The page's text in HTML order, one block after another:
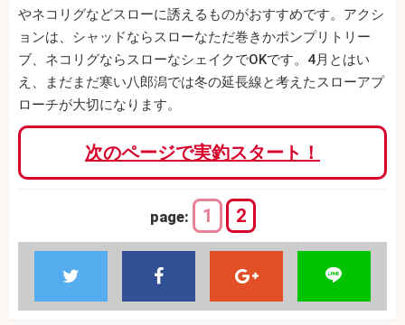
やネコリグなどスローに誘えるものがおすすめです。アクシ
ョンは、シャッドならスローなただ巻きかポンプリトリー
ブ、ネコリグならスローなシェイクでOKです。4月とはい
え、まだまだ寒い八郎潟では冬の延長線と考えたスローアプ
ローチが大切になります。
次のページで実釣スタート！
page: 1 2